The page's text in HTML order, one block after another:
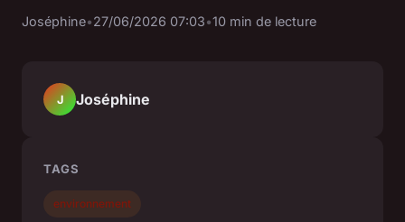
Joséphine•27/06/2026 07:03•10 min de lecture
J Joséphine
TAGS
environnement